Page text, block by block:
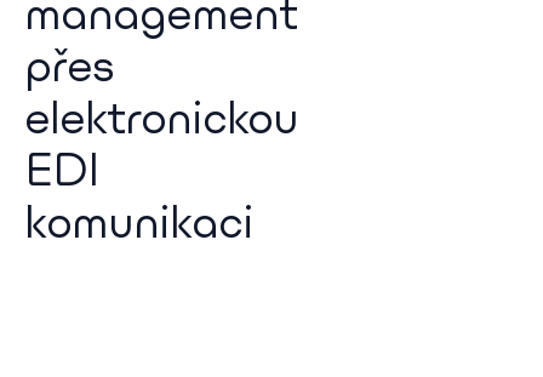
management
přes
elektronickou
EDI
komunikaci